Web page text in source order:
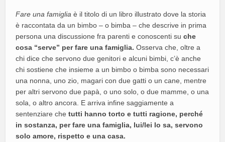
Fare una famiglia è il titolo di un libro illustrato dove la storia
è raccontata da un bimbo – o bimba – che descrive in prima
persona una discussione fra parenti e conoscenti suche
cosa “serve” per fare una famiglia. Osserva che, oltre a
chi dice che servono due genitori e alcuni bimbi, c’è anche
chi sostiene che insieme a un bimbo o bimba sono necessari
una nonna, uno zio, magari con due gatti o un cane, mentre
per altri servono due papà, o uno solo, o due mamme, o una
sola, o altro ancora. E arriva infine saggiamente a
sentenziare chetutti hanno torto e tutti ragione, perché
in sostanza, per fare una famiglia, lui/lei lo sa, servono
solo amore, rispetto e una casa.